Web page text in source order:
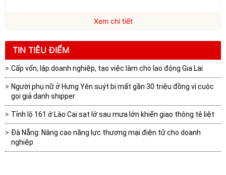
Xem chi tiết
TIN TIÊU ĐIỂM
Cấp vốn, lập doanh nghiệp, tạo việc làm cho lao động Gia Lai
Người phụ nữ ở Hưng Yên suýt bị mất gần 30 triệu đồng vì cuộc
gọi giả danh shipper
Tỉnh lộ 161 ở Lào Cai sạt lở sau mưa lớn khiến giao thông tê liệt
Đà Nẵng: Nâng cao năng lực thương mại điện tử cho doanh
nghiệp